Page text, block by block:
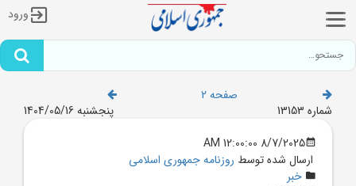
ورود
صفحه 2
شماره 13153
پنجشنبه 1404/05/16
8/7/2025 12:00:00 AM
ارسال شده توسط روزنامه جمهوری اسلامی
خبر